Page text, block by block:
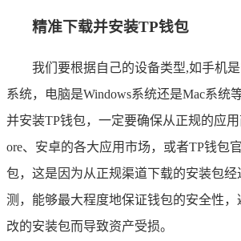
精准下载并安装TP钱包
我们要根据自己的设备类型,如手机
系统，电脑是Windows系统还是Mac系统
并安装TP钱包，一定要确保从正规的应
ore、安卓的各大应用市场，或者TP钱包
包，这是因为从正规渠道下载的安装包
测，能够最大程度地保证钱包的安全性
改的安装包而导致资产受损。